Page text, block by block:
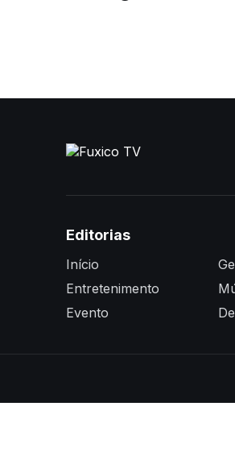
Editorias
Início
Entretenimento
Evento